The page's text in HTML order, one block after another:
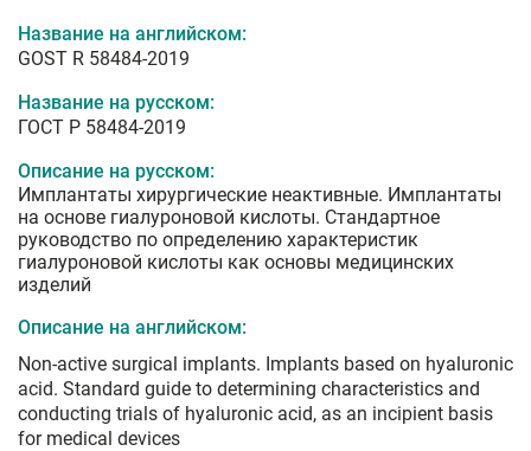
Название на английском:
GOST R 58484-2019
Название на русском:
ГОСТ Р 58484-2019
Описание на русском:
Имплантаты хирургические неактивные. Имплантаты
на основе гиалуроновой кислоты. Стандартное
руководство по определению характеристик
гиалуроновой кислоты как основы медицинских
изделий
Описание на английском:
Non-active surgical implants. Implants based on hyaluronic
acid. Standard guide to determining characteristics and
conducting trials of hyaluronic acid, as an incipient basis
for medical devices